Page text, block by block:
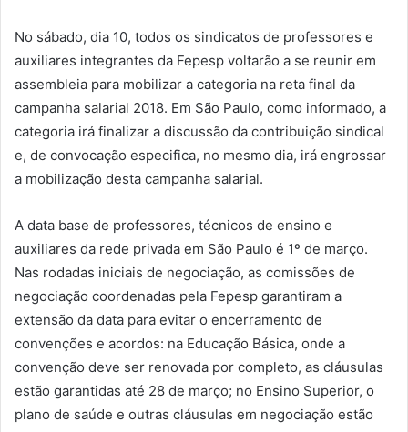
No sábado, dia 10, todos os sindicatos de professores e
auxiliares integrantes da Fepesp voltarão a se reunir em
assembleia para mobilizar a categoria na reta final da
campanha salarial 2018. Em São Paulo, como informado, a
categoria irá finalizar a discussão da contribuição sindical
e, de convocação especifica, no mesmo dia, irá engrossar
a mobilização desta campanha salarial.
A data base de professores, técnicos de ensino e
auxiliares da rede privada em São Paulo é 1º de março.
Nas rodadas iniciais de negociação, as comissões de
negociação coordenadas pela Fepesp garantiram a
extensão da data para evitar o encerramento de
convenções e acordos: na Educação Básica, onde a
convenção deve ser renovada por completo, as cláusulas
estão garantidas até 28 de março; no Ensino Superior, o
plano de saúde e outras cláusulas em negociação estão